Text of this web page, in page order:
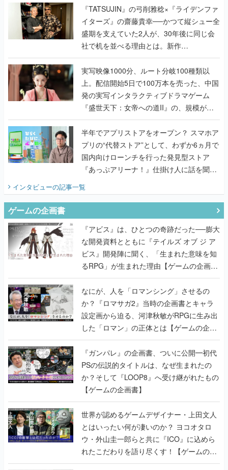
く
『TATSUJIN』の弓削雅稔×『ライデンファ
イターズ』の齋藤貴幸──かつて縦シュー全
盛期を支えていた2人が、30年後に同じ会
社で机を並べる理由とは。新作
『TATSUJIN EXTREME』で初タッグを組
んだレジェンド2人に訊く開発秘話
実写映像1000分、ルート分岐100種類以
上。配信開始5日で100万本を売った、中国
発の実写インタラクティブドラマゲーム
『盛世天下：女帝への道II』の、規模が違
うこだわりをプロデューサーに聞いた
半年でアプリストアをオープン？ スマホア
プリの“代替ストア”として、わずか6ヵ月で
国内向けローンチを行った発見型ストア
『あっぷアリーナ！』仕掛け人に話を聞い
インタビューの記事一覧
ゲームの企画書
『アビス』は、ひとつの奇跡だった──膨大
な開発資料とともに『テイルズ オブ ジ ア
ビス』開発陣に聞く、「生まれた意味を知
るRPG」が生まれた理由【ゲームの企画
書】
なにが、人を「ロマンシング」させるの
か？『ロマサガ2』当時の企画書とキャラ
設定画から迫る、河津秋敏がRPGに生み出
した「ロマン」の正体とは【ゲームの企画
書】
『ガンパレ』の企画書、ついに公開━初代
PSの伝説的タイトルは、なぜ生まれたの
か？そして『LOOP8』へ受け継がれたもの
【ゲームの企画書】
世界が認めるゲームデザイナー・上田文人
とはいったい何が凄いのか？ ヨコオタロ
ウ・外山圭一郎らと共に『ICO』に込めら
れたこだわりを語り尽くす！【ゲームの企
画書】